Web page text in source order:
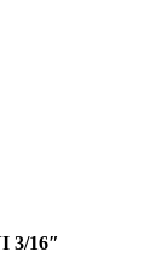
3/16″